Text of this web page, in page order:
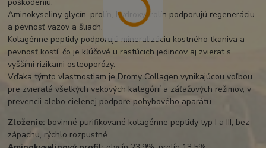
Aminokyseliny glycín, prolín, hydroxyprolín podporujú regeneráciu
a pevnosť väzov a šliach.
Kolagénne peptidy podporujú mineralizáciu kostného tkaniva a
pevnosť kostí, čo je kľúčové u rastúcich jedincov aj zvierat s
vyššími rizikami osteoporózy.
Vďaka týmto vlastnostiam je Dromy Collagen vynikajúcou voľbou
pre zvieratá všetkých vekových kategórií a záťažových režimov, v
prevencii alebo cielenej podpore pohybového aparátu.
Zloženie: bovinné purifikované kolagénne peptidy typ I a III, bez
zápachu, rýchlo rozpustné.